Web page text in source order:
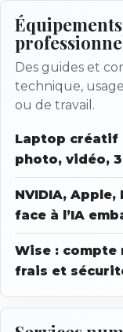
Des guides et
technique,
ou de travail.
Laptop créatif
photo, vidéo,
NVIDIA,
face à l’IA
Wise :
frais et